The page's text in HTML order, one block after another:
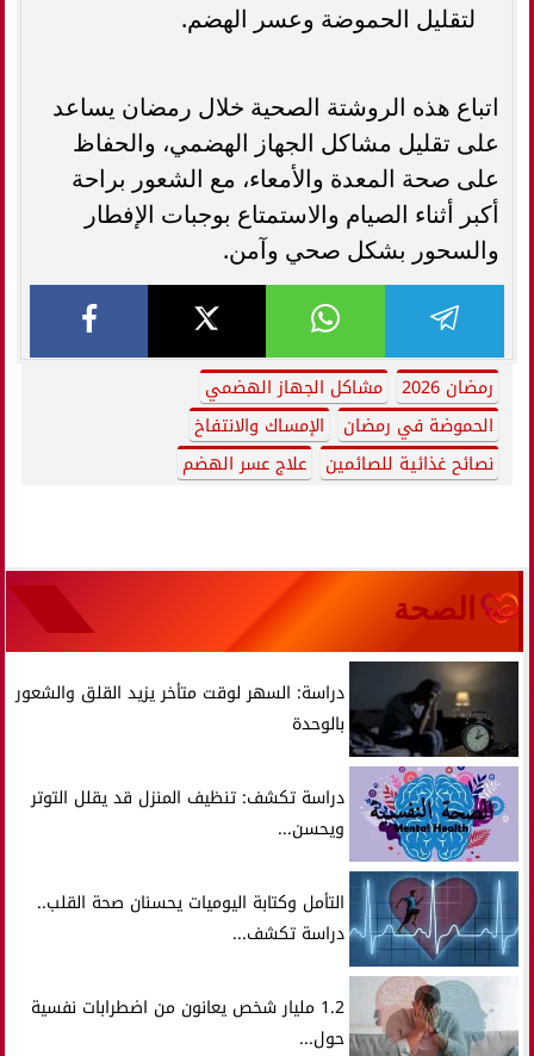
لتقليل الحموضة وعسر الهضم.
اتباع هذه الروشتة الصحية خلال رمضان يساعد
على تقليل مشاكل الجهاز الهضمي، والحفاظ
على صحة المعدة والأمعاء، مع الشعور براحة
أكبر أثناء الصيام والاستمتاع بوجبات الإفطار
والسحور بشكل صحي وآمن.
رمضان 2026
مشاكل الجهاز الهضمي
الحموضة في رمضان
الإمساك والانتفاخ
نصائح غذائية للصائمين
علاج عسر الهضم
الصحة
دراسة: السهر لوقت متأخر يزيد القلق والشعور
بالوحدة
دراسة تكشف: تنظيف المنزل قد يقلل التوتر
ويحسن...
التأمل وكتابة اليوميات يحسنان صحة القلب..
دراسة تكشف...
1.2 مليار شخص يعانون من اضطرابات نفسية
حول...